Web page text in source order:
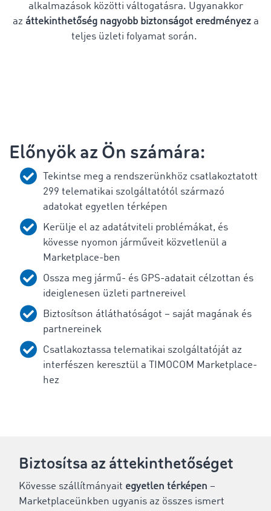
alkalmazások közötti váltogatásra. Ugyanakkor
az áttekinthetőség nagyobb biztonságot eredményeza
teljes üzleti folyamat során.
Előnyök az Ön számára:
Tekintse meg a rendszerünkhöz csatlakoztatott
299 telematikai szolgáltatótól származó
adatokat egyetlen térképen
Kerülje el az adatátviteli problémákat, és
kövesse nyomon járműveit közvetlenül a
Marketplace-ben
Ossza meg jármű- és GPS-adatait célzottan és
ideiglenesen üzleti partnereivel
Biztosítson átláthatóságot – saját magának és
partnereinek
Csatlakoztassa telematikai szolgáltatóját az
interfészen keresztül a TIMOCOM Marketplace-
hez
Biztosítsa az áttekinthetőséget
Kövesse szállítmányait egyetlen térképen –
Marketplaceünkben ugyanis az összes ismert